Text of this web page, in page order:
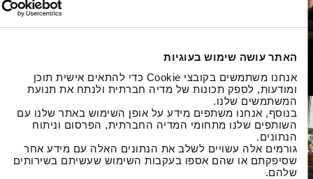
האתר עושה שימוש בעוגיות
אנחנו משתמשים בקובצי Cookie כדי להתאים אישית תוכן
ומודעות, לספק תכונות של מדיה חברתית ולנתח את תנועת
המשתמשים שלנו.
בנוסף, אנחנו משתפים מידע על אופן השימוש באתר שלנו עם
השותפים שלנו מתחומי המדיה החברתית, הפרסום וניתוח
הנתונים.
גורמים אלה עשויים לשלב את הנתונים האלה עם מידע אחר
שסיפקתם או שהם אספו בעקבות השימוש שעשיתם בשירותים
שלהם.